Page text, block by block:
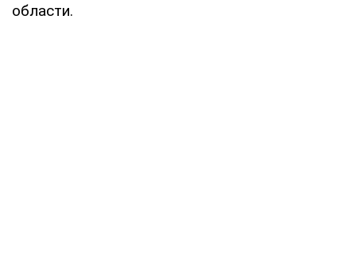
области.